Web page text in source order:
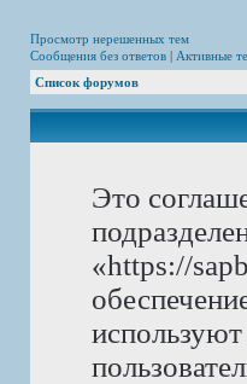
Просмотр нерешенных тем
Сообщения без ответов | Активные
Список форумов
Это
«https://